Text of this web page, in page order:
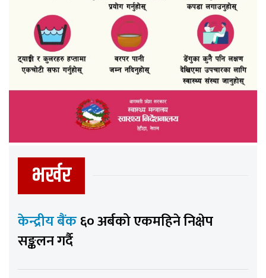
भर्खर
केन्द्रीय बैंक६० अर्बको एकमहिने निक्षेप
सङ्कलन गर्दै